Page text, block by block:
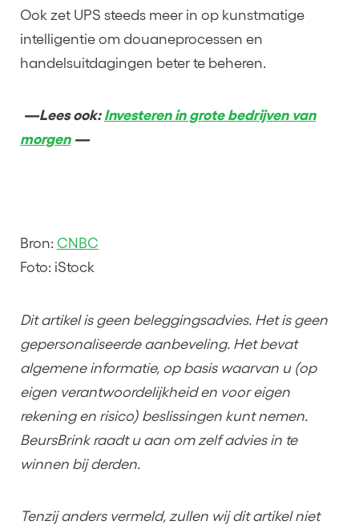
Ook zet UPS steeds meer in op kunstmatige
intelligentie om douaneprocessen en
handelsuitdagingen beter te beheren.
—Lees ook: Investeren in grote bedrijven van
morgen—
Bron: CNBC
Foto: iStock
Dit artikel is geen beleggingsadvies. Het is geen
gepersonaliseerde aanbeveling. Het bevat
algemene informatie, op basis waarvan u (op
eigen verantwoordelijkheid en voor eigen
rekening en risico) beslissingen kunt nemen.
BeursBrink raadt u aan om zelf advies in te
winnen bij derden.
Tenzij anders vermeld, zullen wij dit artikel niet